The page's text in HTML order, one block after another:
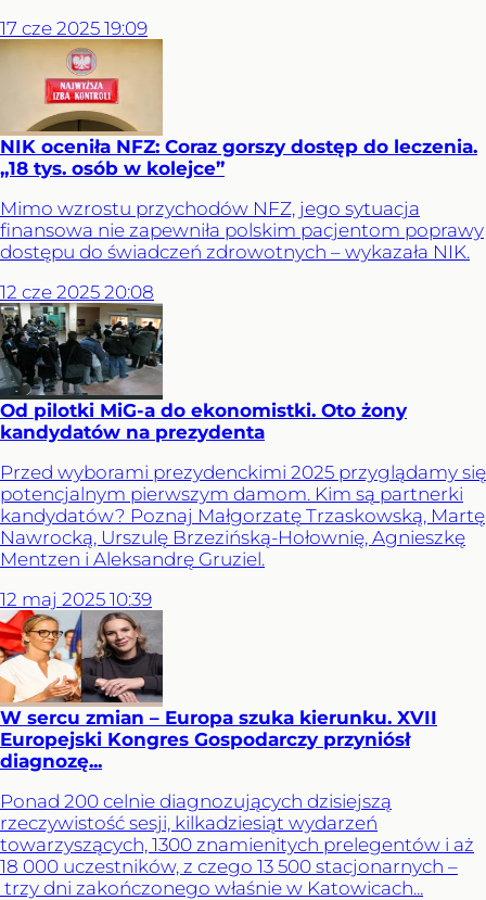
17 cze 2025 19:09
NIK oceniła NFZ: Coraz gorszy dostęp do leczenia.
„18 tys. osób w kolejce”
Mimo wzrostu przychodów NFZ, jego sytuacja
finansowa nie zapewniła polskim pacjentom poprawy
dostępu do świadczeń zdrowotnych – wykazała NIK.
12 cze 2025 20:08
Od pilotki MiG-a do ekonomistki. Oto żony
kandydatów na prezydenta
Przed wyborami prezydenckimi 2025 przyglądamy się
potencjalnym pierwszym damom. Kim są partnerki
kandydatów? Poznaj Małgorzatę Trzaskowską, Martę
Nawrocką, Urszulę Brzezińską-Hołownię, Agnieszkę
Mentzen i Aleksandrę Gruziel.
12 maj 2025 10:39
W sercu zmian – Europa szuka kierunku. XVII
Europejski Kongres Gospodarczy przyniósł
diagnozę...
Ponad 200 celnie diagnozujących dzisiejszą
rzeczywistość sesji, kilkadziesiąt wydarzeń
towarzyszących, 1300 znamienitych prelegentów i aż
18 000 uczestników, z czego 13 500 stacjonarnych –
trzy dni zakończonego właśnie w Katowicach...